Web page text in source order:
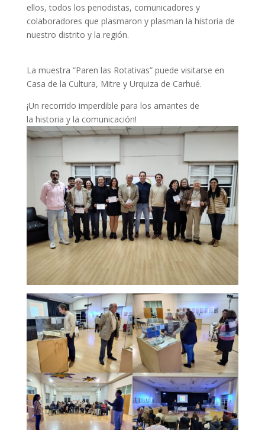
ellos, todos los periodistas, comunicadores y
colaboradores que plasmaron y plasman la historia de
nuestro distrito y la región.
La muestra “Paren las Rotativas” puede visitarse en
Casa de la Cultura, Mitre y Urquiza de Carhué.
¡Un recorrido imperdible para los amantes de
la historia y la comunicación!